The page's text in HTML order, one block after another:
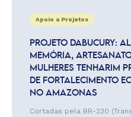
Apoio a Projetos
PROJETO DABUCURY:
MEMÓRIA,
MULHERES TENHARIM
DE FORTALECIMENTO
NO AMAZONAS
Cortadas pela BR-230